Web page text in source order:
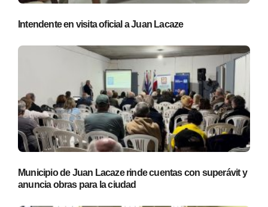
Intendente en visita oficial a Juan Lacaze
Municipio de Juan Lacaze rinde cuentas con superávit y
anuncia obras para la ciudad